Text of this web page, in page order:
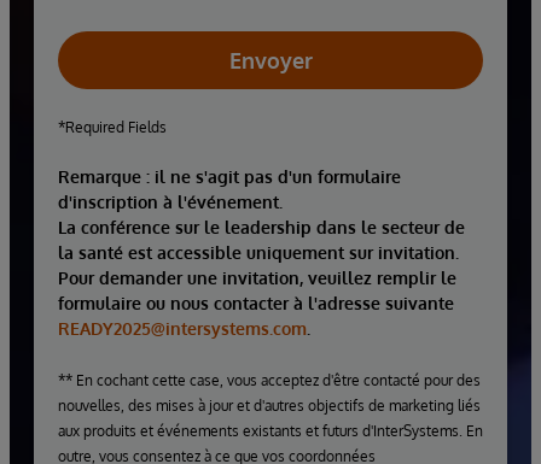
Envoyer
*Required Fields
Remarque : il ne s'agit pas d'un formulaire
d'inscription à l'événement.
La conférence sur le leadership dans le secteur de
la santé est accessible uniquement sur invitation.
Pour demander une invitation, veuillez remplir le
formulaire ou nous contacter à l'adresse suivante
READY2025@intersystems.com
** En cochant cette case, vous acceptez d'être contacté pour des
nouvelles, des mises à jour et d'autres objectifs de marketing liés
aux produits et événements existants et futurs d'InterSystems. En
outre, vous consentez à ce que vos coordonnées